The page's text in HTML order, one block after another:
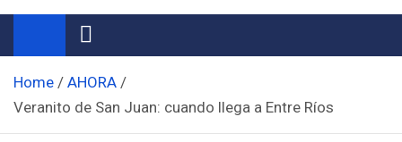
Noticias de Entre Ríos
Información de toda la provincia ahora
Home
AHORA
Veranito de San Juan: cuando llega a Entre Ríos